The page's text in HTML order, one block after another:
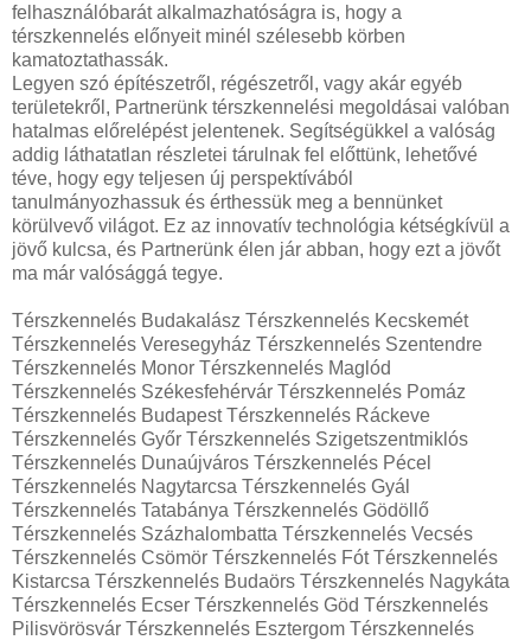
felhasználóbarát alkalmazhatóságra is, hogy a
térszkennelés előnyeit minél szélesebb körben
kamatoztathassák.
Legyen szó építészetről, régészetről, vagy akár egyéb
területekről, Partnerünk térszkennelési megoldásai valóban
hatalmas előrelépést jelentenek. Segítségükkel a valóság
addig láthatatlan részletei tárulnak fel előttünk, lehetővé
téve, hogy egy teljesen új perspektívából
tanulmányozhassuk és érthessük meg a bennünket
körülvevő világot. Ez az innovatív technológia kétségkívül a
jövő kulcsa, és Partnerünk élen jár abban, hogy ezt a jövőt
ma már valósággá tegye.
Térszkennelés Budakalász Térszkennelés Kecskemét
Térszkennelés Veresegyház Térszkennelés Szentendre
Térszkennelés Monor Térszkennelés Maglód
Térszkennelés Székesfehérvár Térszkennelés Pomáz
Térszkennelés Budapest Térszkennelés Ráckeve
Térszkennelés Győr Térszkennelés Szigetszentmiklós
Térszkennelés Dunaújváros Térszkennelés Pécel
Térszkennelés Nagytarcsa Térszkennelés Gyál
Térszkennelés Tatabánya Térszkennelés Gödöllő
Térszkennelés Százhalombatta Térszkennelés Vecsés
Térszkennelés Csömör Térszkennelés Fót Térszkennelés
Kistarcsa Térszkennelés Budaörs Térszkennelés Nagykáta
Térszkennelés Ecser Térszkennelés Göd Térszkennelés
Pilisvörösvár Térszkennelés Esztergom Térszkennelés